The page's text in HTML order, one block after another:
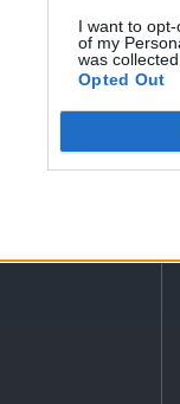
I want to
of my
was collected.
Opted Out